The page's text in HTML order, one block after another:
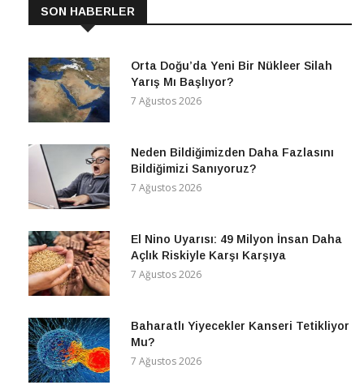
SON HABERLER
Orta Doğu’da Yeni Bir Nükleer Silah
Yarış Mı Başlıyor?
7 Ağustos 2026
Neden Bildiğimizden Daha Fazlasını
Bildiğimizi Sanıyoruz?
7 Ağustos 2026
El Nino Uyarısı: 49 Milyon İnsan Daha
Açlık Riskiyle Karşı Karşıya
7 Ağustos 2026
Baharatlı Yiyecekler Kanseri Tetikliyor
Mu?
7 Ağustos 2026